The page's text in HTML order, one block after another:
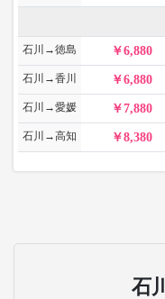
石川→徳島 6,880
石川→香川 6,880
石川→愛媛 7,880
石川→高知 8,380
石川